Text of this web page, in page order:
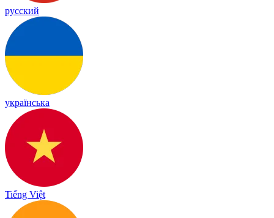
русский
українська
Tiếng Việt